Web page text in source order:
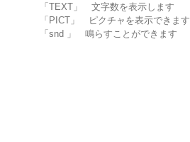
「TEXT」 文字数を表示します
「PICT」 ピクチャを表示できます
「snd 」 鳴らすことができます